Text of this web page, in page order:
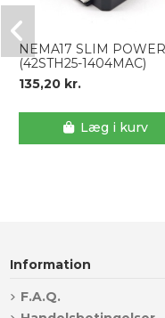
NEMA17 SLIM POWER
(42STH25-1404MAC)
135,20 kr.
Læg i kurv
Information
F.A.Q.